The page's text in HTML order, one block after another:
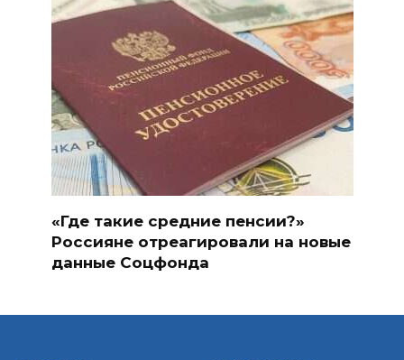
«Где такие средние пенсии?»
Россияне отреагировали на новые
данные Соцфонда